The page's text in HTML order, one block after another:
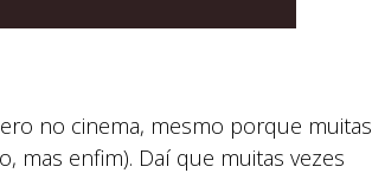
no cinema, mesmo porque muitas
mas enfim). Daí que muitas vezes